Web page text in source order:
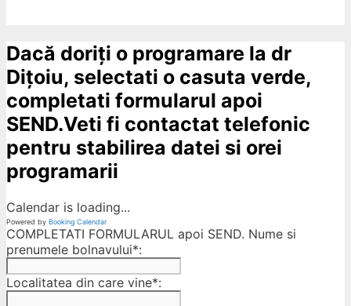
Dacă doriți o programare la dr
Dițoiu, selectati o casuta verde,
completati formularul apoi
SEND.Veti fi contactat telefonic
pentru stabilirea datei si orei
programarii
Calendar is loading...
Powered by Booking Calendar
COMPLETATI FORMULARUL apoi SEND. Nume si
prenumele bolnavului*:
Localitatea din care vine*: